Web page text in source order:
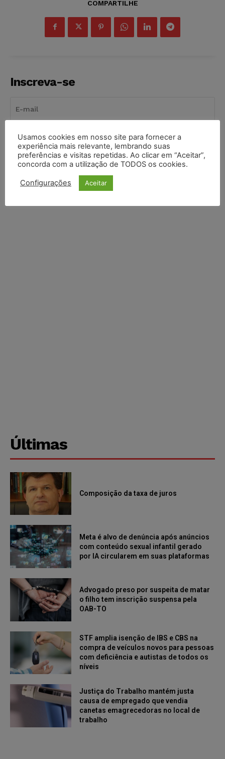
COMPARTILHE
Inscreva-se
INSCREVER
Li e aceito aPolítica de Privacidade.
Últimas
Composição da taxa de juros
Meta é alvo de denúncia após anúncios
com conteúdo sexual infantil gerado
por IA circularem em suas plataformas
Advogado preso por suspeita de matar
o filho tem inscrição suspensa pela
OAB-TO
STF amplia isenção de IBS e CBS na
compra de veículos novos para pessoas
com deficiência e autistas de todos os
níveis
Justiça do Trabalho mantém justa
causa de empregado que vendia
canetas emagrecedoras no local de
trabalho
Usamos cookies em nosso site para fornecer a
experiência mais relevante, lembrando suas
preferências e visitas repetidas. Ao clicar em “Aceitar”,
concorda com a utilização de TODOS os cookies.
Configurações Aceitar